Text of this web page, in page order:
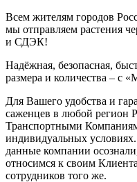
Всем жителям городов
мы отправляем растения
и СДЭК!
Надёжная, безопасная,
размера и количества – с
Для Вашего удобства и
саженцев в любой регион
Транспортными
индивидуальных
данные компании
относимся к своим
сотрудников того же.